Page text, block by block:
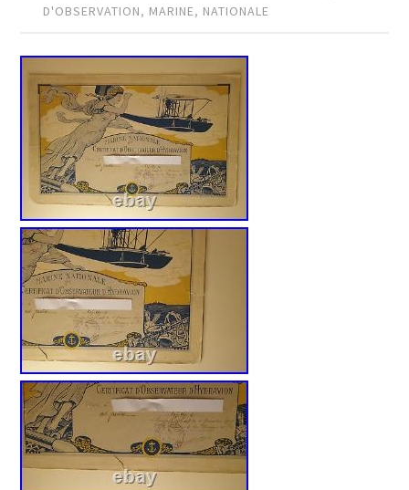
D'OBSERVATION, MARINE, NATIONALE